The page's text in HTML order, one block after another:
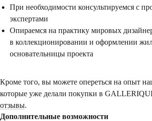
При необходимости консультируемся с
экспертами
Опираемся на практику мировых
в коллекционировании и оформлении
основательницы проекта
Кроме того, вы можете опереться на опыт
которые уже делали покупки в
отзывы.
Дополнительные возможности